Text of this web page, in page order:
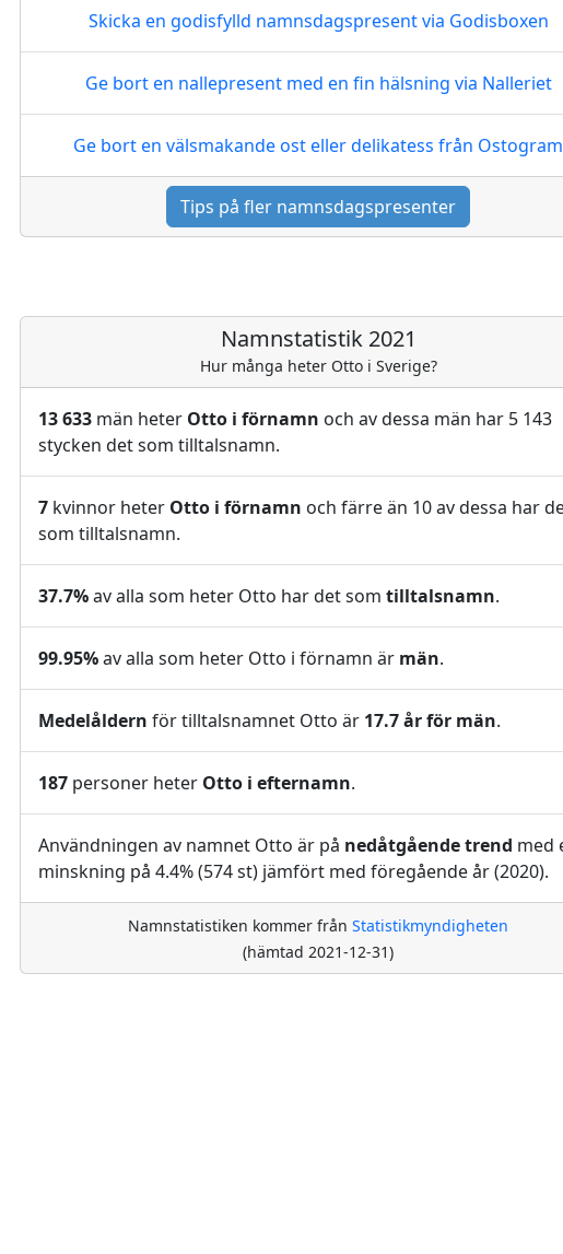
Skicka en godisfylld namnsdagspresentvia Godisboxen
Ge bort en nallepresent med en fin hälsning via Nalleriet
Ge bort en välsmakande ost eller delikatess från Ostogram
Tips på fler namnsdagspresenter
Namnstatistik 2021
Hur många heter Otto i Sverige?
13 633 män heter Otto i förnamn och av dessa män har 5 143
stycken det som tilltalsnamn.
7 kvinnor heter Otto i förnamn och färre än 10 av dessa har
som tilltalsnamn.
37.7%av alla som heter Otto har det som tilltalsnamn.
99.95%av alla som heter Otto i förnamn är män.
Medelåldern för tilltalsnamnet Otto är 17.7 år för män.
187 personer heter Otto i efternamn.
Användningen av namnet Otto är på nedåtgående trend med
minskning på 4.4% (574 st) jämfört med föregående år (2020).
Namnstatistiken kommer från Statistikmyndigheten
(hämtad 2021-12-31)